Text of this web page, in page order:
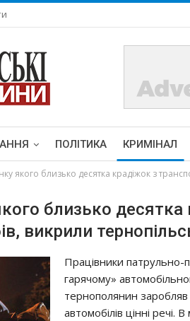
ПОЛІТИКА КРИМІНАЛ
якого близько десятка крадіжок з
близько десятка
викрили
Працівники патрульно-
гарячому»
тернополянин
автомобілів цінні речі.